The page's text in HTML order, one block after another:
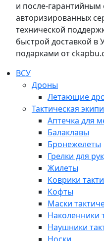
и после-
авторизированных
технической
быстрой доставкой в
подарками от
ВСУ
Дроны
Летающие
Тактическая
Аптечка для
Балаклавы
Бронежелеты
Грелки для
Жилеты
Коврики
Кофты
Маски
Наколенники
Наушники